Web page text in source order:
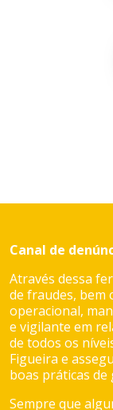
Canal de
Através dessa
de fraudes, bem
operacional,
e vigilante em
de todos os
Figueira e
boas práticas de
Sempre que